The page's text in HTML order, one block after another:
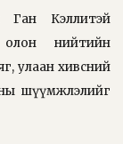
Кэллитэй
олон нийтийн
улаан хивсний
шүүмжлэлийг